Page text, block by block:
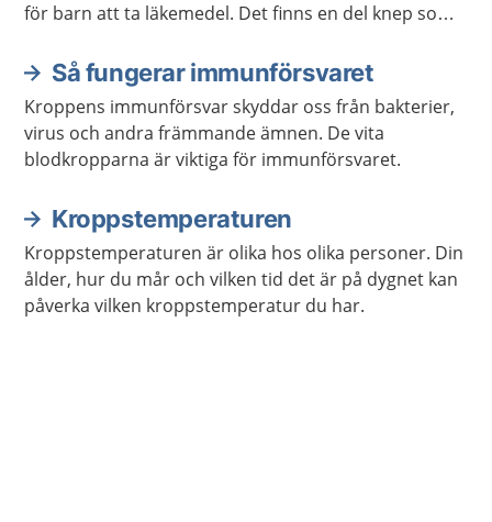
för barn att ta läkemedel. Det finns en del knep som
Så fungerar immunförsvaret
Kroppens immunförsvar skyddar oss från bakterier,
virus och andra främmande ämnen. De vita
blodkropparna är viktiga för immunförsvaret.
Kroppstemperaturen
Kroppstemperaturen är olika hos olika personer. Din
ålder, hur du mår och vilken tid det är på dygnet kan
påverka vilken kroppstemperatur du har.